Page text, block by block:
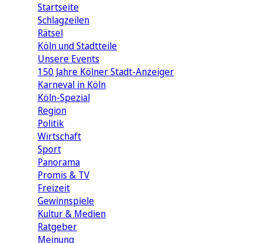
Startseite
Schlagzeilen
Rätsel
Köln und Stadtteile
Unsere Events
150 Jahre Kölner Stadt-Anzeiger
Karneval in Köln
Köln-Spezial
Region
Politik
Wirtschaft
Sport
Panorama
Promis & TV
Freizeit
Gewinnspiele
Kultur & Medien
Ratgeber
Meinung